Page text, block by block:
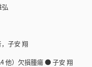
子安 翔
他）欠損腫瘍 ● 子安 翔